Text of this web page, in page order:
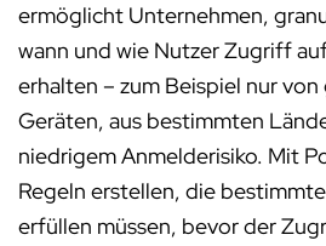
ermöglicht Unternehmen,
wann und wie Nutzer Zugriff
erhalten – zum Beispiel nur
Geräten, aus bestimmten
niedrigem Anmelderisiko. Mit
Regeln erstellen, die
erfüllen müssen, bevor der